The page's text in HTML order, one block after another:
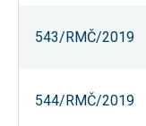
543/RMČ/2019
544/RMČ/2019